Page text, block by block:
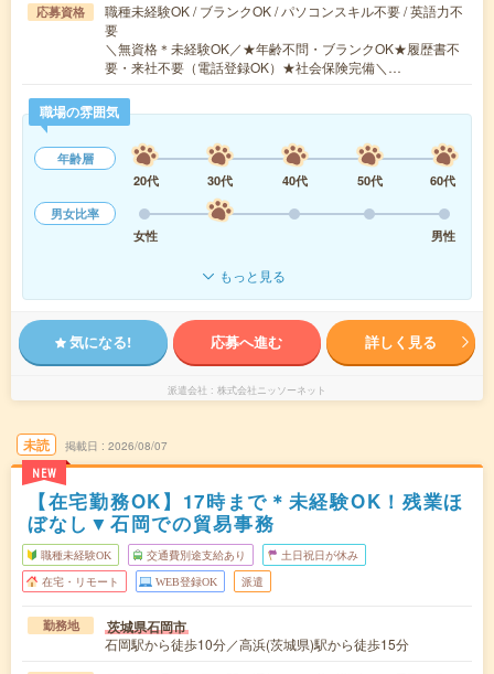
応募資格
職種未経験OK / ブランクOK / パソコンスキル不要 / 英語力不
要
＼無資格＊未経験OK／★年齢不問・ブランクOK★履歴書不
要・来社不要（電話登録OK）★社会保険完備＼…
職場の雰囲気
年齢層
20代
30代 40代 50代
60代
男女比率
女性
男性
もっと見る
気になる! 応募へ進む 詳しく見る
派遣会社 株式会社ニッソーネット
未読
NEW
掲載日 2026/08/07
【在宅勤務OK】17時まで＊未経験OK！残業ほ
ぼなし▼石岡での貿易事務
職種未経験OK 交通費別途支給あり 土日祝日が休み
在宅・リモート WEB登録OK 派遣
勤務地 茨城県石岡市
石岡駅から徒歩10分／高浜(茨城県)駅から徒歩15分